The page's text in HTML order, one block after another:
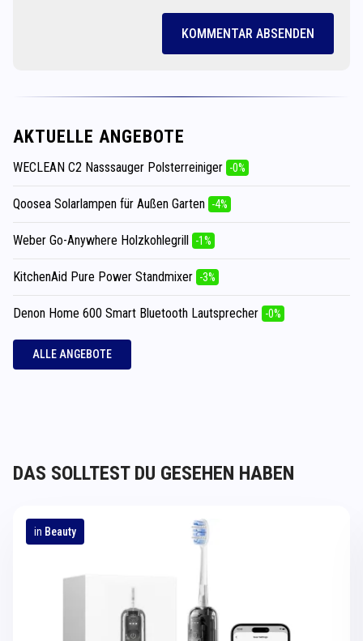
KOMMENTAR ABSENDEN
AKTUELLE ANGEBOTE
WECLEAN C2 Nasssauger Polsterreiniger -0%
Qoosea Solarlampen für Außen Garten -4%
Weber Go-Anywhere Holzkohlegrill -1%
KitchenAid Pure Power Standmixer -3%
Denon Home 600 Smart Bluetooth Lautsprecher -0%
ALLE ANGEBOTE
DAS SOLLTEST DU GESEHEN HABEN
in Beauty